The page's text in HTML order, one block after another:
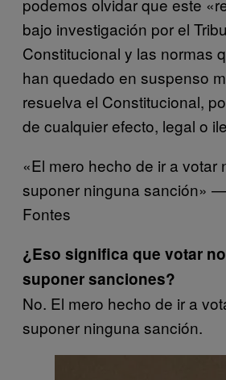
bajo investigación por el
Constitucional y las normas
han quedado en suspenso
resuelva el Constitucional,
de cualquier efecto, legal o
«El mero hecho de ir a votar
suponer ninguna sanción»
Fontes
¿Eso significa que votar
suponer sanciones?
No. El mero hecho de ir a
suponer ninguna sanción.